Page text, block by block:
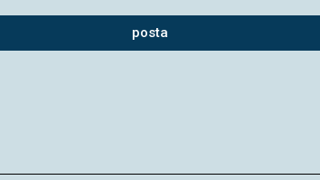
posta